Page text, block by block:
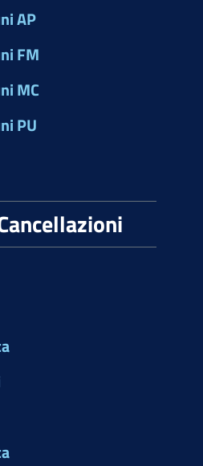
AP
FM
MC
PU